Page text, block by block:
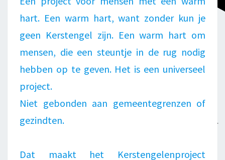
hart. Een warm hart, want zonder kun je
geen Kerstengel zijn. Een warm hart om
mensen, die een steuntje in de rug nodig
hebben op te geven. Het is een universeel
project.
Niet gebonden aan gemeentegrenzen of
gezindten.
Dat maakt het Kerstengelenproject